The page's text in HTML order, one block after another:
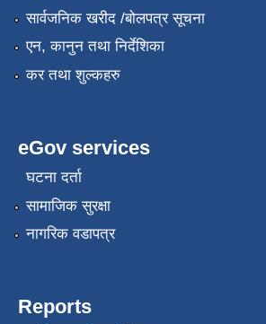
सार्वजनिक खरीद /बोलपत्र सूचना
एन, कानुन तथा निर्देशिका
कर तथा शुल्कहरु
eGov services
घटना दर्ता
सामाजिक सुरक्षा
नागरिक वडापत्र
Reports